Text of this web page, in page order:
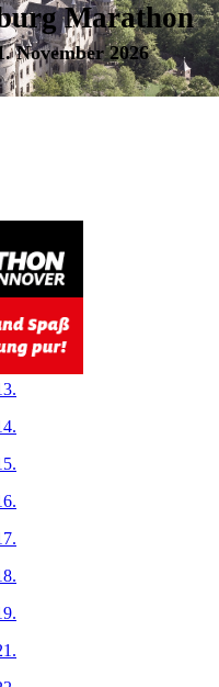
Marathon
2026